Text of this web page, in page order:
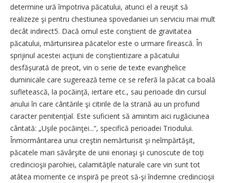
determine ură împotriva păcatului, atunci el a reuşit să
realizeze şi pentru chestiunea spovedaniei un serviciu mai mult
decât indirect5. Dacă omul este conştient de gravitatea
păcatului, mărturisirea păcatelor este o urmare firească. În
sprijinul acestei acţiuni de conştientizare a păcatului
desfăşurată de preot, vin o serie de texte evanghelice
duminicale care sugerează teme ce se referă la păcat ca boală
sufletească, la pocăinţă, iertare etc., sau perioade din cursul
anului în care cântările şi citirile de la strană au un profund
caracter penitenţial. Este suficient să amintim aici rugăciunea
cântată: „Uşile pocăinţei...“, specifică perioadei Triodului.
Înmormântarea unui creştin nemărturisit şi neîmpărtăşit,
păcatele mari săvârşite de unii enoriaşi şi cunoscute de toţi
credincioşii parohiei, calamităţile naturale care vin sunt tot
atâtea momente ce inspiră pe preot să-şi îndemne credincioşii